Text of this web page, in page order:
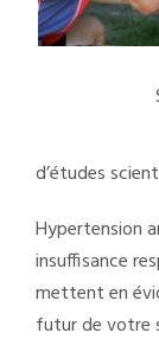
d’études
Hypertension
insuffisance
mettent en
futur de votre